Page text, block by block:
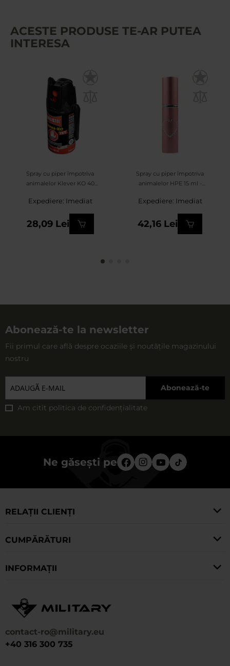
ACESTE PRODUSE TE-AR PUTEA
INTERESA
Spray cu piper împotriva
animalelor Klever KO 40
Expediere: Imediat
28,09 Lei
Spray cu piper împotriva
animalelor HPE 15 ml -
Expediere: Imediat
42,16 Lei
Abonează-te la newsletter
Fii primul care află despre ocaziile și noutățile magazinului
nostru
Abonează-te
Am citit politica de confidențialitate
Ne găsești pe
contact-ro@military.eu
+40 316 300 735
RELAȚII CLIENȚI
CUMPĂRĂTURI
INFORMAȚII